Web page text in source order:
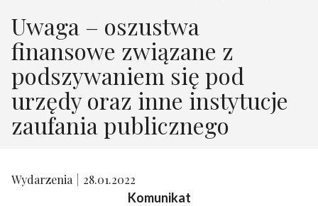
Uwaga – oszustwa
finansowe związane z
podszywaniem się pod
urzędy oraz inne instytucje
zaufania publicznego
Wydarzenia 28.01.2022
Komunikat